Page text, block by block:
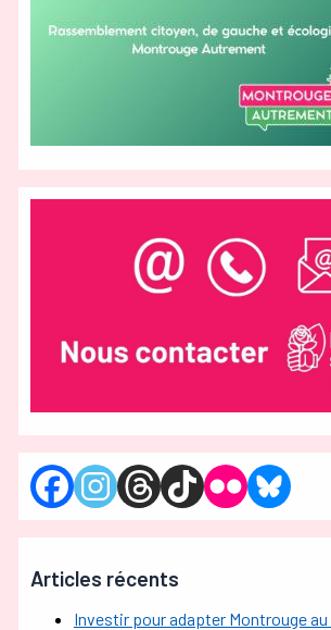
Articles récents
Investir pour adapter Montrouge